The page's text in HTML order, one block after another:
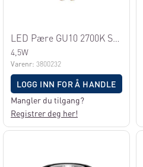
4,5W
Varenr: 3800232
LOGG INN FOR Å HANDLE
Mangler du tilgang?
Registrer deg her!